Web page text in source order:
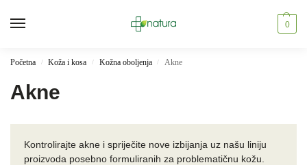
0
Početna / Koža i kosa / Kožna oboljenja / Akne
Akne
Kontrolirajte akne i spriječite nove izbijanja uz našu liniju
proizvoda posebno formuliranih za problematičnu kožu.